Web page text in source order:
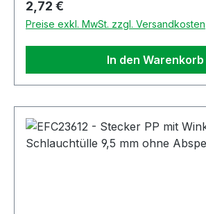
Regulärer Preis:
2,72 €
Preise exkl. MwSt. zzgl. Versandkosten
In den Warenkorb